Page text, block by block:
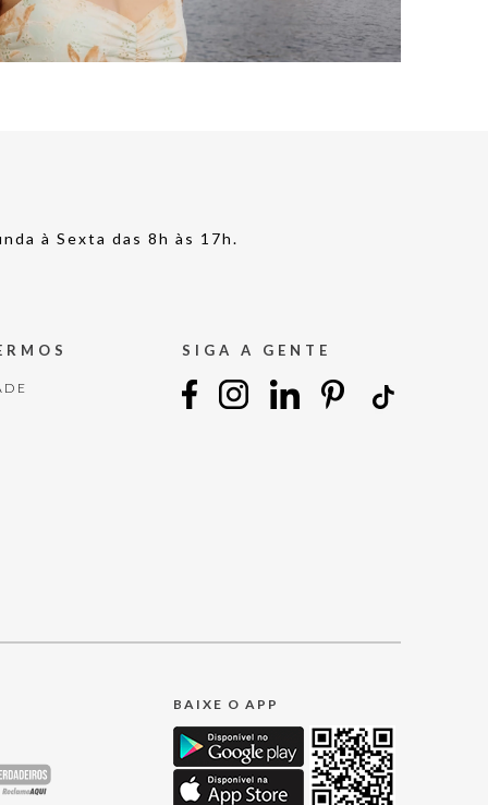
à Sexta das 8h às 17h.
SIGA A GENTE
BAIXE O APP